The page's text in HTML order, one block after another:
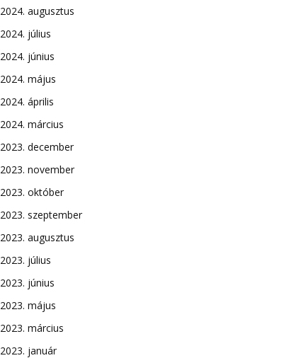
2024. augusztus
2024. július
2024. június
2024. május
2024. április
2024. március
2023. december
2023. november
2023. október
2023. szeptember
2023. augusztus
2023. július
2023. június
2023. május
2023. március
2023. január